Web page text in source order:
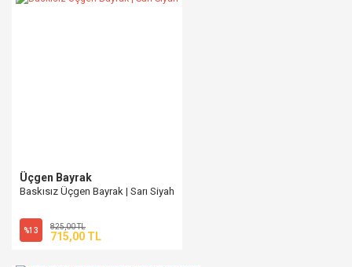
Üçgen Bayrak
Baskısız Üçgen Bayrak | Sarı Siyah
%13 825,00 TL
715,00 TL